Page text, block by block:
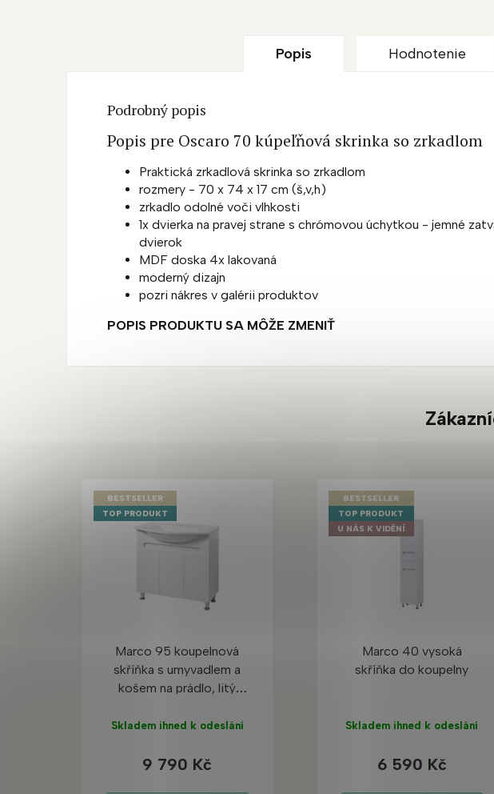
Popis Hodnotenie
Podrobný popis
Popis pre Oscaro 70 kúpeľňová skrinka so zrkadlom
Praktická zrkadlová skrinka so zrkadlom
rozmery - 70 x 74 x 17 cm (š,v,h)
zrkadlo odolné voči vlhkosti
1x dvierka na pravej strane s chrómovou úchytkou - jemné
dvierok
MDF doska 4x lakovaná
moderný dizajn
pozri nákres v galérii produktov
POPIS PRODUKTU SA MÔŽE ZMENIŤ
BESTSELLER
TOP PRODUKT
Marco 95 koupelnová
skříňka s umyvadlem a
košem na prádlo, litý
Skladem ihned k odeslání
9 790 Kč
BESTSELLER
TOP PRODUKT
U NÁS K VIDĚNÍ
Marco 40 vysoká
skříňka do koupelny
Skladem ihned k odeslání
6 590 Kč